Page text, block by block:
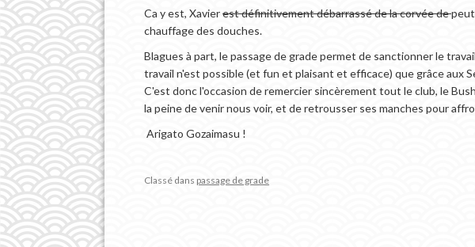
Ca y est, Xavierest définitivement débarrassé de la corvée de
chauffage des douches.
Blagues à part, le passage de grade permet de sanctionner le
travail n'est possible (et fun et plaisant et efficace) que grâce aux
C'est donc l'occasion de remercier sincèrement tout le club, le
la peine de venir nous voir, et de retrousser ses manches pour
Arigato Gozaimasu !
Classé dans passage de grade